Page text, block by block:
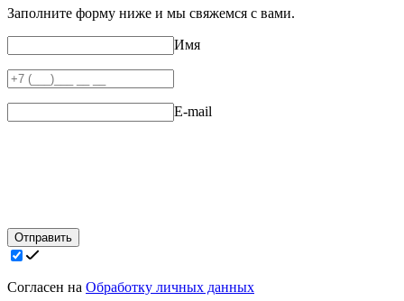
Заполните форму ниже и мы свяжемся с вами.
Имя
E-mail
Отправить
Согласен на Обработку личных данных